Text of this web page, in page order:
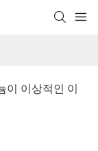
이 이상적인 이